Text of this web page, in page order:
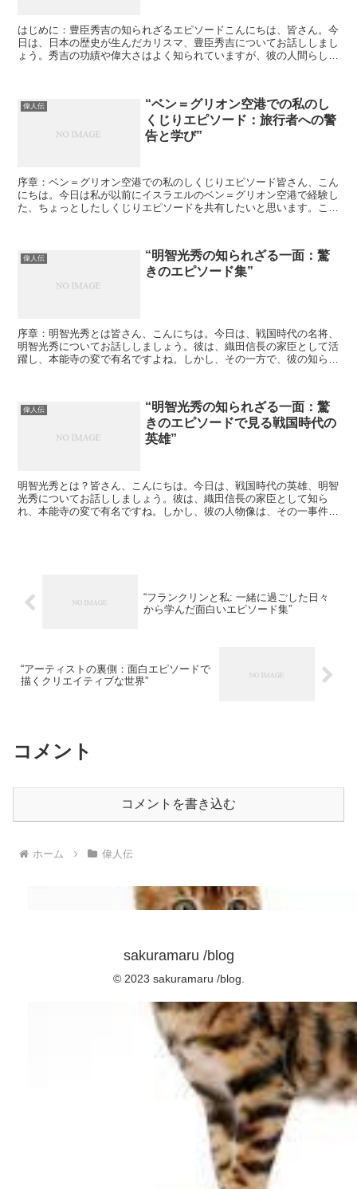
はじめに：豊臣秀吉の知られざるエピソードこんにちは、皆さん。今
日は、日本の歴史が生んだカリスマ、豊臣秀吉についてお話ししまし
ょう。秀吉の功績や偉大さはよく知られていますが、彼の人間らしい
偉人伝
“ベン＝グリオン空港での私のし
くじりエピソード：旅行者への警
告と学び”
序章：ベン＝グリオン空港での私のしくじりエピソード皆さん、こん
にちは。今日は私が以前にイスラエルのベン＝グリオン空港で経験し
た、ちょっとしたしくじりエピソードを共有したいと思います。この
偉人伝
“明智光秀の知られざる一面：驚
きのエピソード集”
序章：明智光秀とは皆さん、こんにちは。今日は、戦国時代の名将、
明智光秀についてお話ししましょう。彼は、織田信長の家臣として活
躍し、本能寺の変で有名ですよね。しかし、その一方で、彼の知られ
偉人伝
“明智光秀の知られざる一面：驚
きのエピソードで見る戦国時代の
英雄”
明智光秀とは？皆さん、こんにちは。今日は、戦国時代の英雄、明智
光秀についてお話ししましょう。彼は、織田信長の家臣として知ら
れ、本能寺の変で有名ですね。しかし、彼の人物像は、その一事件だ
“フランクリンと私: 一緒に過ごした日々
から学んだ面白いエピソード集”
“アーティストの裏側：面白エピソードで
描くクリエイティブな世界”
コメント
コメントを書き込む
ホーム 偉人伝
sakuramaru /blog
© 2023 sakuramaru /blog.